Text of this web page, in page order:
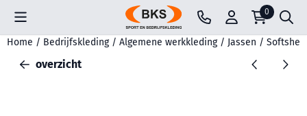
Cookievoorkeuren zijn beschikbaar. Kies instellingen of sta
0
Home / Bedrijfskleding / Algemene werkkleding / Jassen /
overzicht